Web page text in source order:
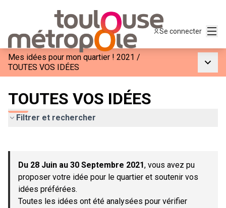
Se connecter
Mes idées pour mon quartier ! 2021 /
TOUTES VOS IDÉES
TOUTES VOS IDÉES
Filtrer et rechercher
−
Du 28 Juin au 30 Septembre 2021, vous avez pu
proposer votre idée pour le quartier et soutenir vos
idées préférées.
Toutes les idées ont été analysées pour vérifier